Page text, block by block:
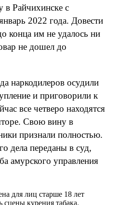
в Райчихинске с
2022 года. Довести
конца им не удалось ни
не дошел до
наркодилеров осудили
и приговорили к
все четверо находятся
Свою вину в
признали полностью.
дела переданы в суд,
амурского управления
для лиц старше 18 лет
сцены курения табака.